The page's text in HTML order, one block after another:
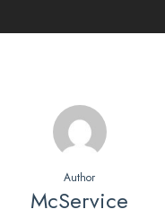
Author
McService